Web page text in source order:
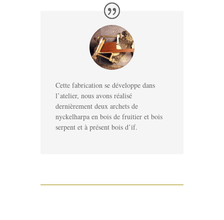
Cette fabrication se développe dans
l’atelier, nous avons réalisé
dernièrement deux archets de
nyckelharpa en bois de fruitier et bois
serpent et à présent bois d’if.